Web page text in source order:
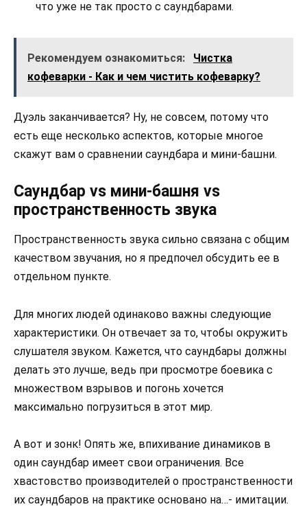
что уже не так просто с саундбарами.
Рекомендуем ознакомиться:
Чистка
кофеварки - Как и чем чистить кофеварку?
Дуэль заканчивается? Ну, не совсем, потому что
есть еще несколько аспектов, которые многое
скажут вам о сравнении саундбара и мини-башни.
Саундбар vs мини-башня vs
пространственность звука
Пространственность звука сильно связана с общим
качеством звучания, но я предпочел обсудить ее в
отдельном пункте.
Для многих людей одинаково важны следующие
характеристики. Он отвечает за то, чтобы окружить
слушателя звуком. Кажется, что саундбары должны
делать это лучше, ведь при просмотре боевика с
множеством взрывов и погонь хочется
максимально погрузиться в этот мир.
А вот и зонк! Опять же, впихивание динамиков в
один саундбар имеет свои ограничения. Все
хвастовство производителей о пространственности
их саундбаров на практике основано на…- имитации.